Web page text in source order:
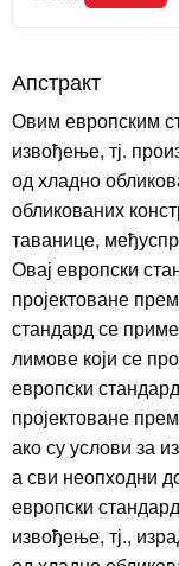
Апстракт
Овим европским
извођење, тј.
од хладно
обликованих
таванице,
Овај европски
пројектоване
стандард се
лимове који се
европски
пројектоване
ако су услови за
а сви неопходни
европски
извођење, тј.,